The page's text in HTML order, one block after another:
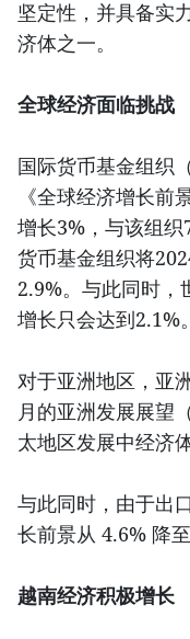
坚定性，并具备实
济体之一。
全球经济面临挑战
国际货币基金组织
《全球经济增长前
增长3%，与该组
货币基金组织将
2.9%。与此同时，
增长只会达到2.1%。
对于亚洲地区，亚
月的亚洲发展展望
太地区发展中经济
与此同时，由于出
长前景从 4.6% 降至
越南经济积极增长